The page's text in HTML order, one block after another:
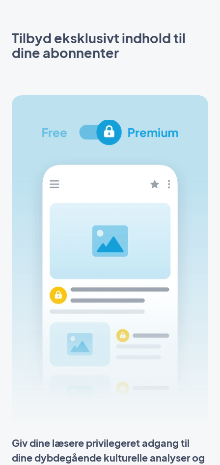
Tilbyd eksklusivt indhold til
dine abonnenter
Giv dine læsere privilegeret adgang til
dine dybdegående kulturelle analyser og